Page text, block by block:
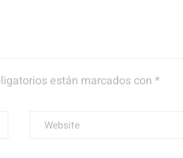
están marcados con *